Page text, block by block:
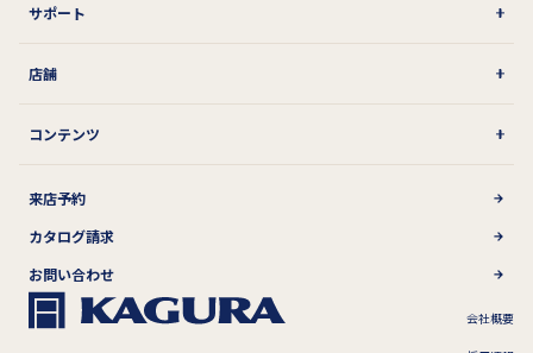
サポート
店舗
コンテンツ
来店予約
カタログ請求
お問い合わせ
会社概要